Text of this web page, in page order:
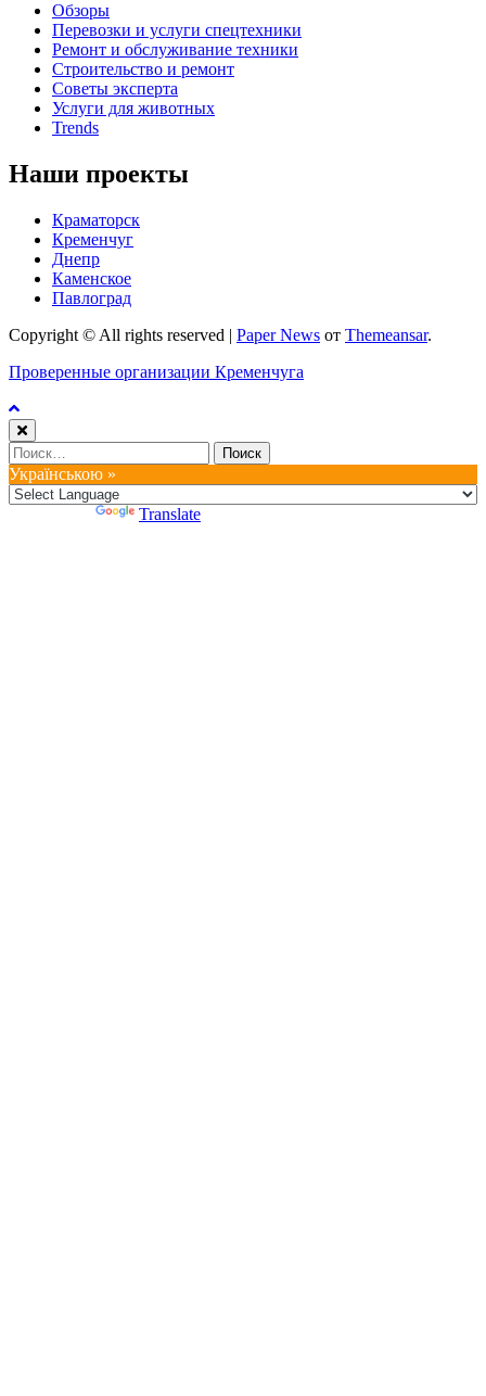
Обзоры
Перевозки и услуги спецтехники
Ремонт и обслуживание техники
Строительство и ремонт
Советы эксперта
Услуги для животных
Trends
Наши проекты
Краматорск
Кременчуг
Днепр
Каменское
Павлоград
Copyright © All rights reserved | Paper News от Themeansar.
Проверенные организации Кременчуга
Найти:
Українською »
Translate